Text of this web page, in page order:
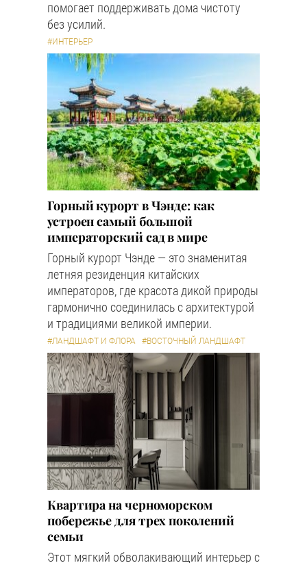
помогает поддерживать дома чистоту
без усилий.
#ИНТЕРЬЕР
Горный курорт в Чэнде: как
устроен самый большой
императорский сад в мире
Горный курорт Чэнде — это знаменитая
летняя резиденция китайских
императоров, где красота дикой природы
гармонично соединилась с архитектурой
и традициями великой империи.
#ЛАНДШАФТ И ФЛОРА #ВОСТОЧНЫЙ ЛАНДШАФТ
Квартира на черноморском
побережье для трех поколений
семьи
Этот мягкий обволакивающий интерьер с